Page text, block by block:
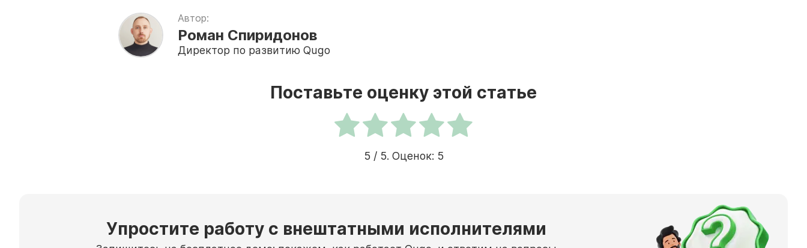
Автор:
Роман Спиридонов
Директор по развитию Qugo
Поставьте оценку этой статье
5/ 5. Оценок: 5
Упростите работу с внештатными исполнителями